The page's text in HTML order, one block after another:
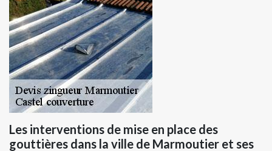
Les interventions de mise en place des
gouttières dans la ville de Marmoutier et ses